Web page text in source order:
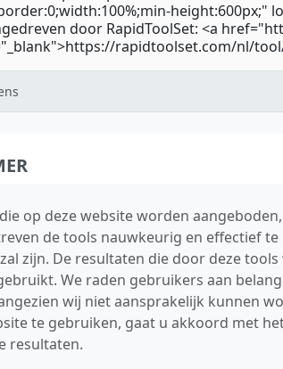
op deze website worden
de tools nauwkeurig en effectief
zijn. De resultaten die door deze
We raden gebruikers aan
wij niet aansprakelijk kunnen
te gebruiken, gaat u akkoord met
resultaten.